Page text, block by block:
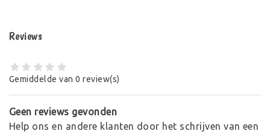
Reviews
Gemiddelde van 0 review(s)
Geen reviews gevonden
Help ons en andere klanten door het schrijven van een